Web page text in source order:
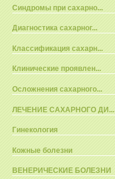
Синдромы при сахарно...
Диагностика сахарног...
Классификация сахарн...
Клинические проявлен...
Осложнения сахарного...
ЛЕЧЕНИЕ САХАРНОГО ДИ...
Гинекология
Кожные болезни
ВЕНЕРИЧЕСКИЕ БОЛЕЗНИ